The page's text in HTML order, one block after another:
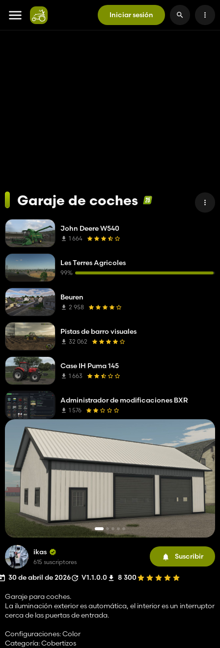
Iniciar sesión
Garaje de coches
ikas
615 suscriptores
Suscribir
30 de abril de 2026 V1.1.0.0 8 300
Garaje para coches.
La iluminación exterior es automática, el interior es un interruptor
cerca de las puertas de entrada.
Configuraciones: Color
Categoría: Cobertizos
John Deere W540
1 664
Les Terres Agricoles
99%
Beuren
2 958
Pistas de barro visuales
32 062
Case IH Puma 145
1 663
Administrador de modificaciones BXR
1 576